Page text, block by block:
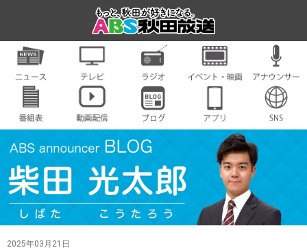
2025年03月21日